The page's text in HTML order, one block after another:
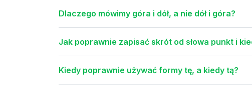
Dlaczego mówimy góra i dół, a nie dół i góra?
Jak poprawnie zapisać skrót od słowa punkt i
Kiedy poprawnie używać formy tę, a kiedy tą?